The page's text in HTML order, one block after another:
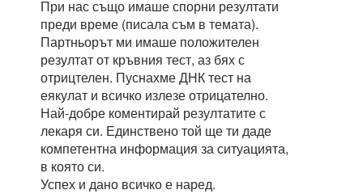
При нас също имаше спорни резултати
преди време (писала съм в темата).
Партньорът ми имаше положителен
резултат от кръвния тест, аз бях с
отрицтелен. Пуснахме ДНК тест на
еякулат и всичко излезе отрицателно.
Най-добре коментирай резултатите с
лекаря си. Единствено той ще ти даде
компетентна информация за ситуацията,
в която си.
Успех и дано всичко е наред.